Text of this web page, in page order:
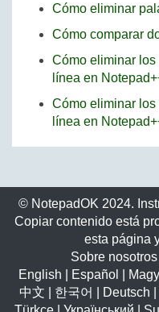
Cómo eliminar
Cómo comparar
Cómo eliminar los
línea en
Cómo eliminar los
línea en
© NotepadOK 2024.
Copiar contenido está
esta página
Sobre nosotros|
English
Español
中文
한국어 Deutsch